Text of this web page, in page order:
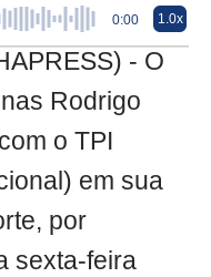
0:00 1.0x
- O
Rodrigo
o TPI
em sua
por
sexta-feira